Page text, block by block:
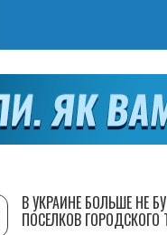
В УКРАИНЕ БОЛЬШЕ НЕ
ПОСЕЛКОВ ГОРОДСКОГО